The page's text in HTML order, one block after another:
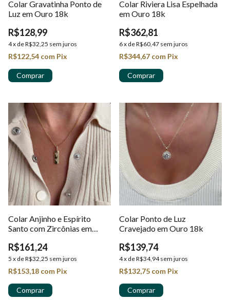
Colar Gravatinha Ponto de
Luz em Ouro 18k
R$128,99
4x deR$32,25 sem juros
R$122,54 com Pix
Colar Riviera Lisa Espelhada
em Ouro 18k
R$362,81
6x deR$60,47 sem juros
R$344,67 com Pix
Colar Anjinho e Espírito
Santo com Zircônias em
R$161,24
5 x deR$32,25 sem juros
R$153,18 com Pix
Colar Ponto de Luz
Cravejado em Ouro 18k
R$139,74
4x deR$34,94 sem juros
R$132,75 com Pix